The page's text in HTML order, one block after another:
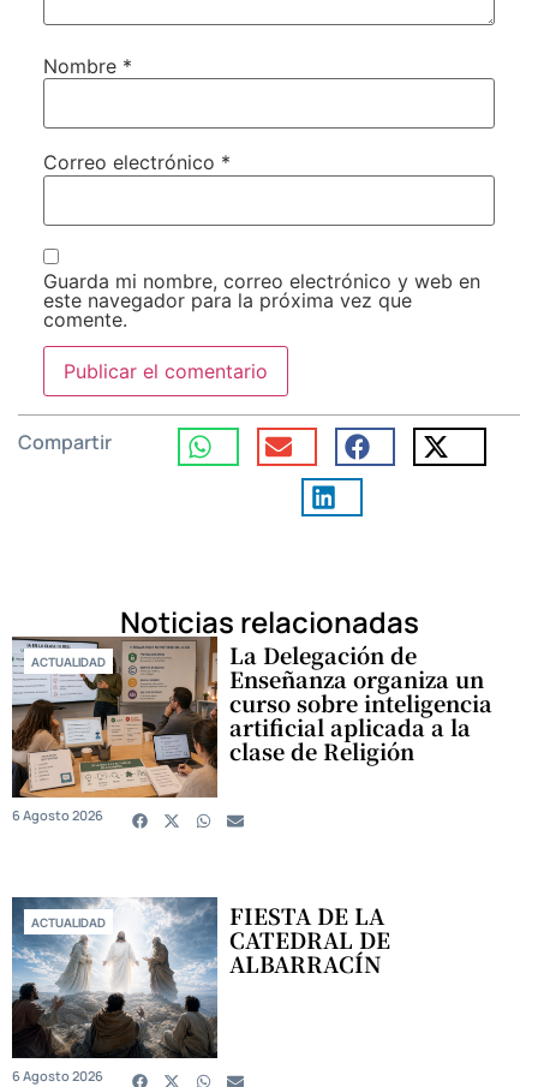
Nombre *
Correo electrónico *
Guarda mi nombre, correo electrónico y web en
este navegador para la próxima vez que
comente.
Compartir
Noticias relacionadas
ACTUALIDAD La Delegación de
Enseñanza organiza un
curso sobre inteligencia
artificial aplicada a la
clase de Religión
6 Agosto 2026
ACTUALIDAD FIESTA DE LA
CATEDRAL DE
ALBARRACÍN
6 Agosto 2026